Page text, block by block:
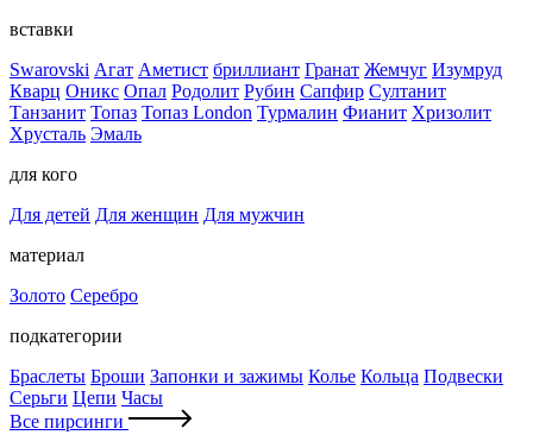
вставки
Swarovski Агат Аметист бриллиант Гранат Жемчуг Изумруд
Кварц Оникс Опал Родолит Рубин Сапфир Султанит
Танзанит Топаз Топаз London Турмалин Фианит Хризолит
Хрусталь Эмаль
для кого
Для детей Для женщин Для мужчин
материал
Золото Серебро
подкатегории
Браслеты Броши Запонки и зажимы Колье Кольца Подвески
Серьги Цепи Часы
Все пирсинги